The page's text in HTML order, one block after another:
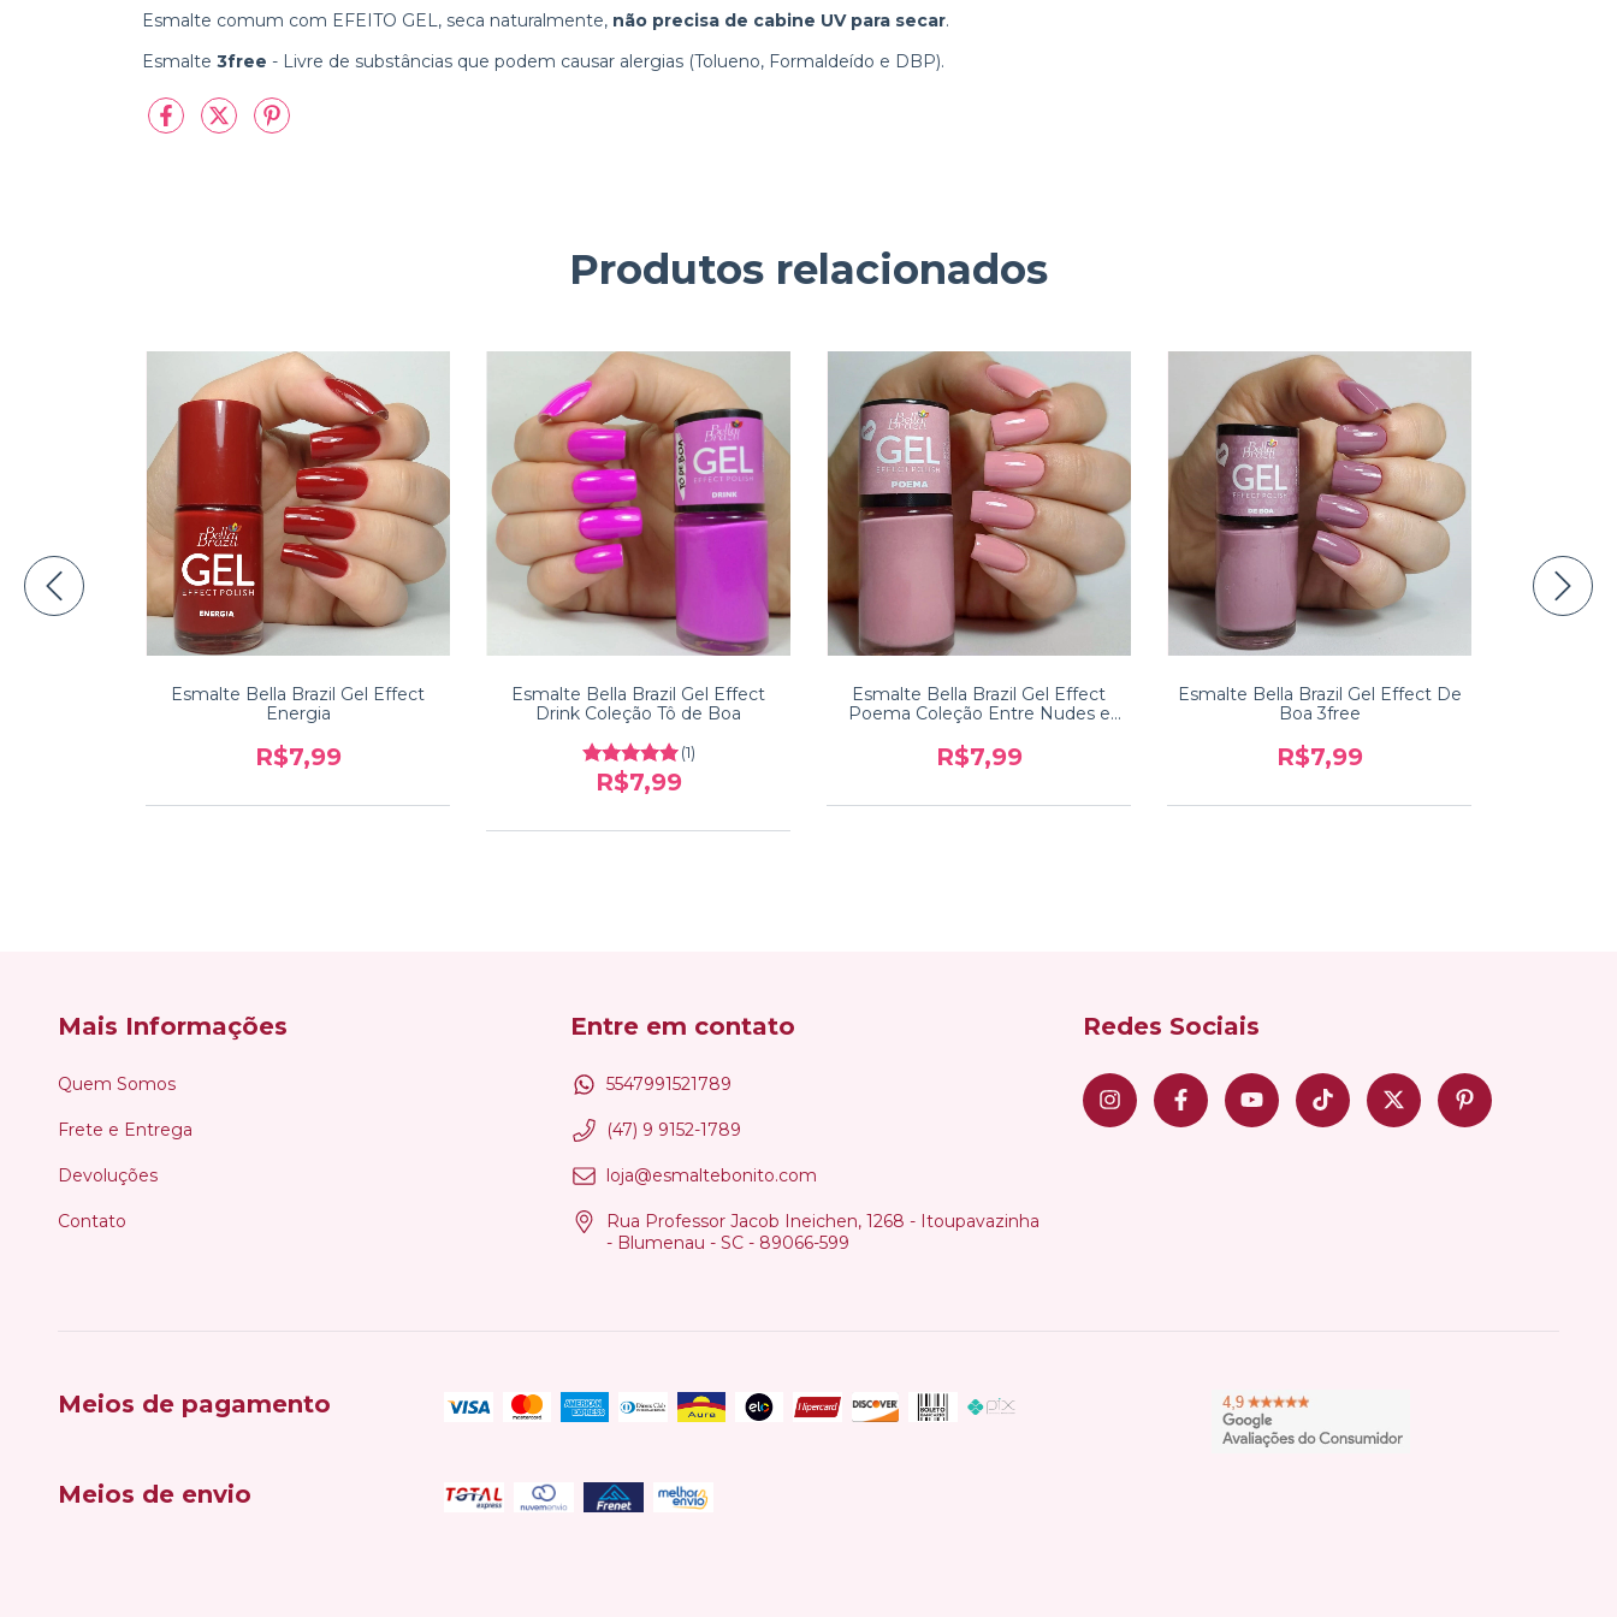
Esmalte comum com EFEITO GEL, seca naturalmente, não precisa de cabine UV para secar.
Esmalte 3free - Livre de substâncias que podem causar alergias (Tolueno, Formaldeído e DBP).
Produtos relacionados
Esmalte Bella Brazil Gel Effect
Energia
R$7,99
Esmalte Bella Brazil Gel Effect
Drink Coleção Tô de Boa
(1)
R$7,99
Esmalte Bella Brazil Gel Effect
Poema Coleção Entre Nudes e
R$7,99
Esmalte Bella Brazil Gel Effect De
Boa 3free
R$7,99
Mais Informações
Quem Somos
Frete e Entrega
Devoluções
Contato
Entre em contato
5547991521789
(47) 9 9152-1789
loja@esmaltebonito.com
Rua Professor Jacob Ineichen, 1268 - Itoupavazinha
- Blumenau - SC - 89066-599
Redes Sociais
Meios de pagamento
Meios de envio